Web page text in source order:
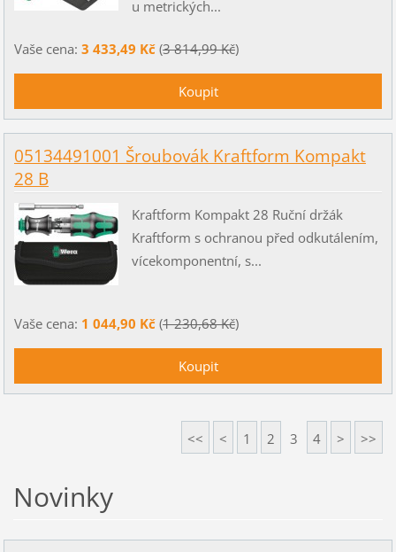
u metrických...
Vaše cena: 3 433,49 Kč(3 814,99 Kč)
05134491001 Šroubovák Kraftform Kompakt
28 B
Kraftform Kompakt 28 Ruční držák
Kraftform s ochranou před odkutálením,
vícekomponentní, s...
Vaše cena: 1 044,90 Kč(1 230,68 Kč)
<< < 1 2 3 4 > >>
Novinky